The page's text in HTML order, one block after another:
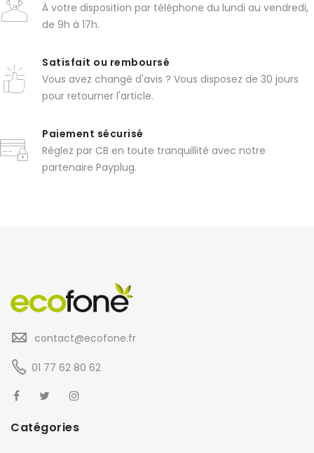
À votre disposition par téléphone du lundi au vendredi,
de 9h à 17h.
Satisfait ou remboursé
Vous avez changé d'avis ? Vous disposez de 30 jours
pour retourner l'article.
Paiement sécurisé
Réglez par CB en toute tranquillité avec notre
partenaire Payplug.
contact@ecofone.fr
01 77 62 80 62
Catégories